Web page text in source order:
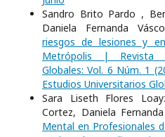
Sandro Brito Pardo ,
Daniela Fernanda
riesgos de lesiones y
Metrópolis | Revista
Globales: Vol. 6 Núm. 1
Estudios Universitarios
Sara Liseth Flores
Cortez, Daniela
Mental en Profesionales